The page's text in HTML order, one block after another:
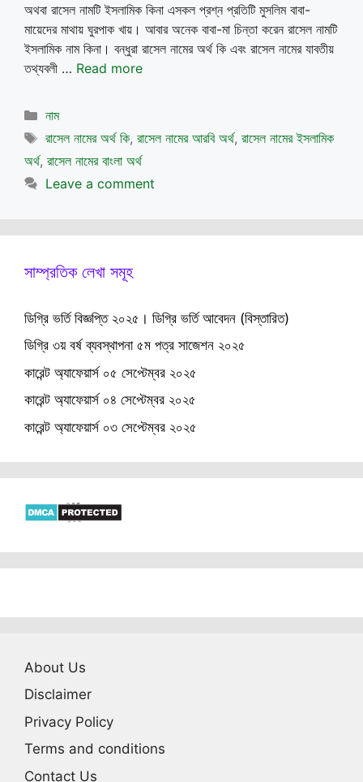
অথবা রাসেল নামটি ইসলামিক কিনা এসকল প্রশ্ন প্রতিটি মুসলিম বাবা-
মায়েদের মাথায় ঘুরপাক খায়। আবার অনেক বাবা-মা চিন্তা করেন রাসেল নামটি
ইসলামিক নাম কিনা। বন্ধুরা রাসেল নামের অর্থ কি এবং রাসেল নামের যাবতীয়
তথ্যবলী … Read more
Categories
নাম
Tags
রাসেল নামের অর্থ কি, রাসেল নামের আরবি অর্থ, রাসেল নামের ইসলামিক
অর্থ, রাসেল নামের বাংলা অর্থ
Leave a comment
সাম্প্রতিক লেখা সমূহ
ডিগ্রি ভর্তি বিজ্ঞপ্তি ২০২৫। ডিগ্রি ভর্তি আবেদন (বিস্তারিত)
ডিগ্রি ৩য় বর্ষ ব্যবস্থাপনা ৫ম পত্র সাজেশন ২০২৫
কারেন্ট অ্যাফেয়ার্স ০৫ সেপ্টেম্বর ২০২৫
কারেন্ট অ্যাফেয়ার্স ০৪ সেপ্টেম্বর ২০২৫
কারেন্ট অ্যাফেয়ার্স ০৩ সেপ্টেম্বর ২০২৫
About Us
Disclaimer
Privacy Policy
Terms and conditions
Contact Us